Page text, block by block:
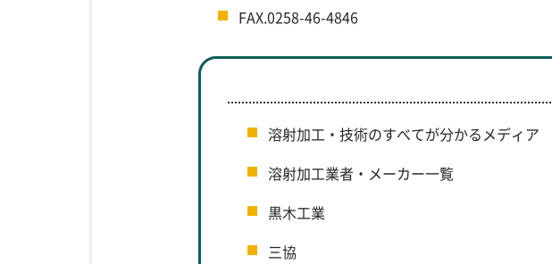
FAX.0258-46-4846
溶射加工・技術のすべてが分かるメディア
溶射加工業者・メーカー一覧
黒木工業
三協